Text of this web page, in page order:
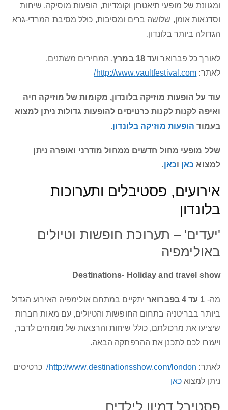
ומגוונת של מופעי תיאטרון וקומדיות, הופעות מוסיקה, שיחות
וסדנאות אומן, שלושה ברים ומסיבות, כולל מסיבת המרדי-גרא
הגדולה ביותר בלונדון.
לאורך כל פברואר ועד18 במרץ
. המחירים משתנים.
לאתר: http://www.vaultfestival.com/
עוד על הופעות מוזיקה בלונדון, מקומות של מוזיקה חיה
ואיפה לקנות לקנות כרטיסים להופעות גדולות ניתן למצוא
בעמוד הופעות מוזיקה בלונדון.
שלל מופעי מחול חדשים ממחול מודרני ואופרה ניתן
למצוא כאן וכאן.
אירועים, פסטיבלים ותערוכות
בלונדון
'יעדים' – תערוכת חופשות וטיולים
באולימפיה
Destinations- Holiday and travel show
מה- 1 עד 4 בפברואר
יתקיים במתחם אולימפיה האירוע הגדול
ביותר בבריטניה בתחום החופשות והטיולים, עם מאות חברות
שיציעו את מרכולתם, כולל שיחות והרצאות של מומחים לדבר,
ויעזרו לכם לתכנן את ההרפתקה הבאה.
לאתר: http://www.destinationsshow.com/london/ כרטיסים
ניתן למצואכאן
פסטיבל דמיון לילדים